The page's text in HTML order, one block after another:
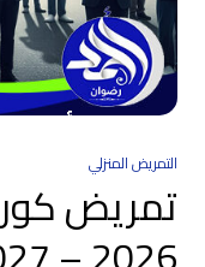
التمريض المنزلي
تمريض